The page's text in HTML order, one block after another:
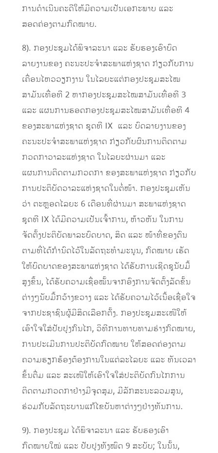
ການດໍາເນີນຄະດີໃຫ້ມີຄວາມເປັນເອກະພາບ ແລະ
ສອດຄ່ອງຕາມກົດໝາຍ.
8). ກອງປະຊຸມໄດ້ພິຈາລະນາ ແລະ ຮັບຮອງເອົາບົດ
ລາຍງານຂອງ ຄະນະປະຈໍາສະພາແຫ່ງຊາດ ກ່ຽວກັບການ
ເຄື່ອນໄຫວວຽກງານ ໃນໄລຍະແຕ່ກອງປະຊຸມສະໄໝ
ສາມັນເທື່ອທີ 2 ຫາກອງປະຊຸມສະໄໝສາມັນເທື່ອທີ 3
ແລະ ແຜນການຮອດກອງປະຊຸມສະໄໝສາມັນເທື່ອທີ 4
ຂອງສະພາແຫ່ງຊາດ ຊຸດທີ IX ແລະ ບົດລາຍງານຂອງ
ຄະນະປະຈໍາສະພາແຫ່ງຊາດ ກ່ຽວກັບຜົນການຕິດຕາມ
ກວດກາວາລະແຫ່ງຊາດ ໃນໄລຍະຜ່ານມາ ແລະ
ແຜນການຕິດຕາມກວດກາ ຂອງສະພາແຫ່ງຊາດ ກ່ຽວກັບ
ການປະຕິບັດວາລະແຫ່ງຊາດໃນຕໍ່ໜ້າ. ກອງປະຊຸມເຫັນ
ວ່າ ຕະຫຼອດໄລຍະ 6 ເດືອນທີ່ຜ່ານມາ ສະພາແຫ່ງຊາດ
ຊຸດທີ IX ໄດ້ມີຄວາມເປັນເຈົ້າການ, ຫ້າວຫັນ ໃນການ
ຈັດຕັ້ງປະຕິບັດພາລະບົດບາດ, ສິດ ແລະ ໜ້າທີ່ຂອງຕົນ
ຕາມທີ່ໄດ້ກໍານົດໄວ້ໃນລັດຖະທໍາມະນູນ, ກົດໝາຍ ເຮັດ
ໃຫ້ບົດບາດຂອງສະພາແຫ່ງຊາດ ໄດ້ຮັບການເຊີດຊູນັບມື້
ສູງຂຶ້ນ, ໄດ້ຮັບຄວາມເຊື່ອໝັ້ນຈາກອົງການຈັດຕັ້ງລັດຂັ້ນ
ຕ່າງໆນັບມື້ກວ້າງຂວາງ ແລະ ໄດ້ຮັບຄວາມໄວ້ເນື້ອເຊື່ອໃຈ
ຈາກປະຊາຊົນຜູ້ມີສິດເລືອກຕັ້ງ. ກອງປະຊຸມສະເໜີໃຫ້
ເອົາໃຈໃສ່ປັບປຸງກົນໄກ, ວິທີການທາບທາມຮ່າງກົດໝາຍ,
ການປະເມີນການປະຕິບັດກົດໝາຍ ໃຫ້ສອດຄ່ອງຕາມ
ຄວາມຮຽກຮ້ອງຕ້ອງການໃນແຕ່ລະໄລຍະ ແລະ ທັນເວລາ
ຂຶ້ນຕື່ມ ແລະ ສະເໜີໃຫ້ເອົາໃຈໃສ່ປະຕິບັດກົນໄກການ
ຕິດຕາມກວດກາຢ່າງມີຈຸດສຸມ, ມີລັກສະນະລວມສູນ,
ຮ່ວມກັບລັດຖະບານແກ້ໄຂບັນຫາຕ່າງໆຢ່າງທັນການ.
9). ກອງປະຊຸມ ໄດ້ພິຈາລະນາ ແລະ ຮັບຮອງເອົາ
ກົດໝາຍໃໝ່ ແລະ ປັບປຸງທັງໝົດ 9 ສະບັບ​; ໃນນັ້ນ,